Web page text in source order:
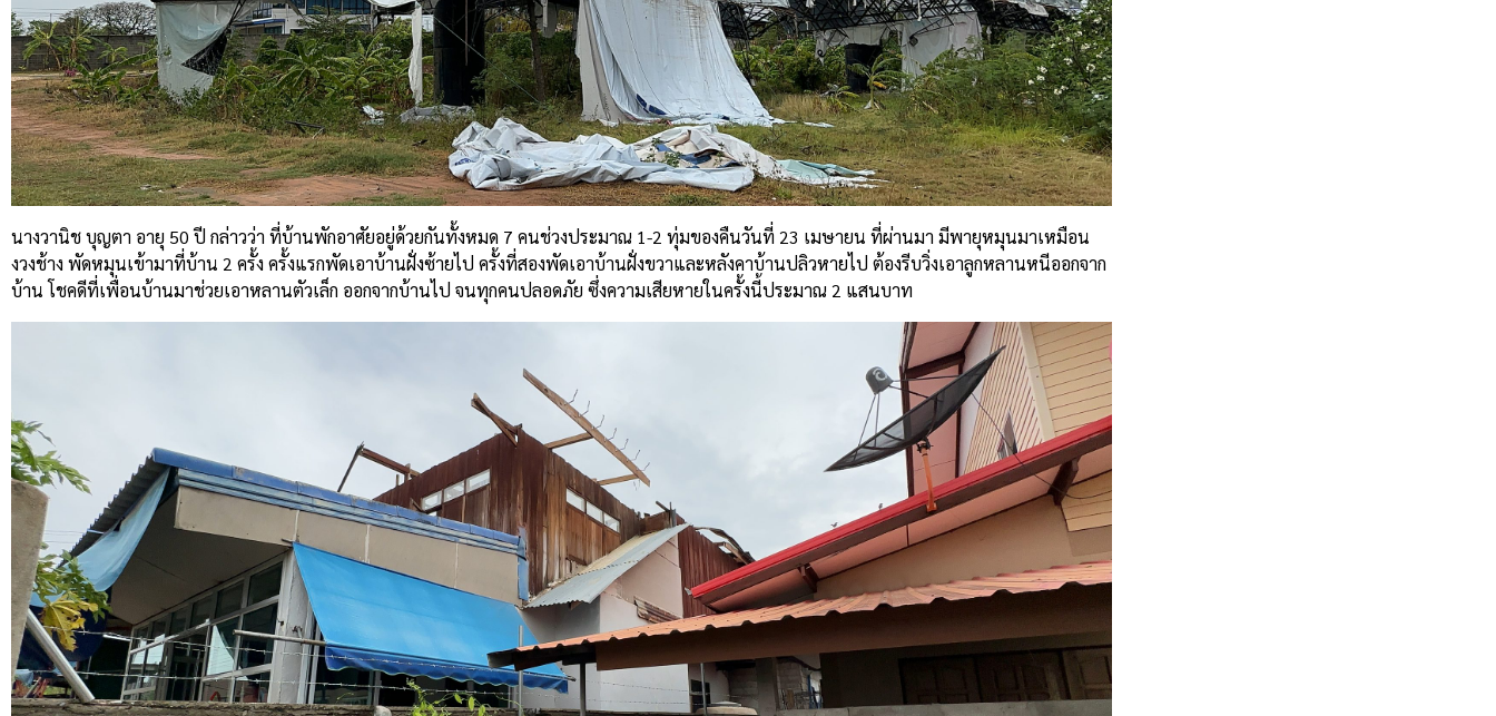
นางวานิช บุญตา อายุ 50 ปี กล่าวว่า ที่บ้านพักอาศัยอยู่ด้วยกันทั้งหมด 7 คนช่วงประมาณ 1-2 ทุ่มของคืนวันที่ 23 เมษายน ที่ผ่านมา มีพายุหมุนมาเหมือน
งวงช้าง พัดหมุนเข้ามาที่บ้าน 2 ครั้ง ครั้งแรกพัดเอาบ้านฝั่งซ้ายไป ครั้งที่สองพัดเอาบ้านฝั่งขวาและหลังคาบ้านปลิวหายไป ต้องรีบวิ่งเอาลูกหลานหนีออกจาก
บ้าน โชคดีที่เพื่อนบ้านมาช่วยเอาหลานตัวเล็ก ออกจากบ้านไป จนทุกคนปลอดภัย ซึ่งความเสียหายในครั้งนี้ประมาณ 2 แสนบาท